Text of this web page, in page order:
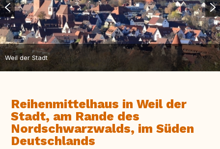
Weil der Stadt
Reihenmittelhaus in Weil der
Stadt, am Rande des
Nordschwarzwalds, im Süden
Deutschlands